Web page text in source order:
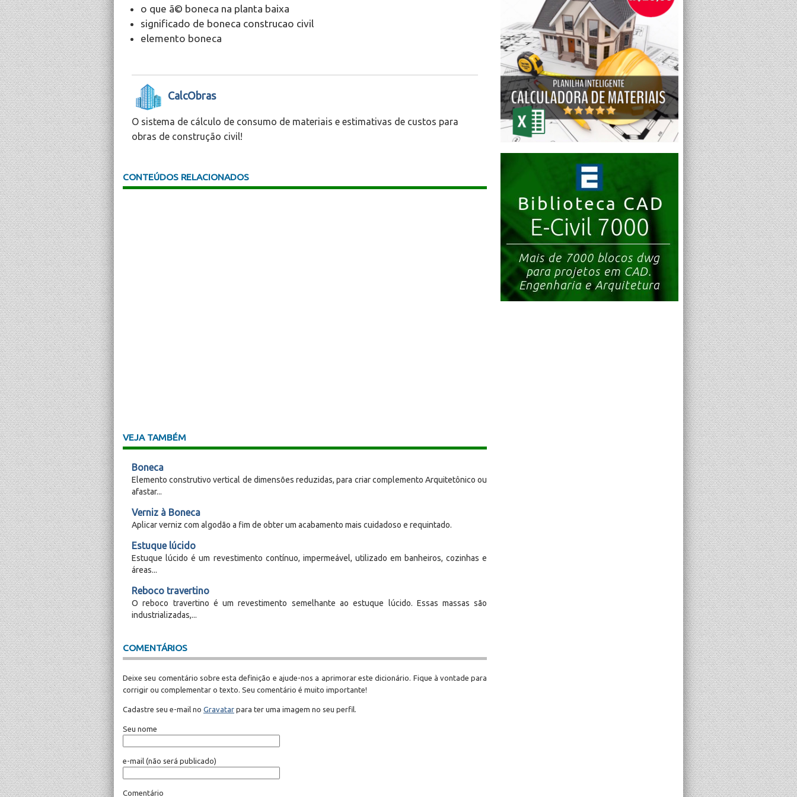
o que ã© boneca na planta baixa
significado de boneca construcao civil
elemento boneca
CalcObras
O sistema de cálculo de consumo de materiais e estimativas de custos para
obras de construção civil!
CONTEÚDOS RELACIONADOS
VEJA TAMBÉM
Boneca
Elemento construtivo vertical de dimensões reduzidas, para criar complemento Arquitetônico ou
afastar...
Verniz à Boneca
Aplicar verniz com algodão a fim de obter um acabamento mais cuidadoso e requintado.
Estuque lúcido
Estuque lúcido é um revestimento contínuo, impermeável, utilizado em banheiros, cozinhas e
áreas...
Reboco travertino
O reboco travertino é um revestimento semelhante ao estuque lúcido. Essas massas são
industrializadas,...
COMENTÁRIOS
Deixe seu comentário sobre esta definição e ajude-nos a aprimorar este dicionário. Fique à vontade para
corrigir ou complementar o texto. Seu comentário é muito importante!
Cadastre seu e-mail no Gravatar para ter uma imagem no seu perfil.
Seu nome
e-mail (não será publicado)
Comentário